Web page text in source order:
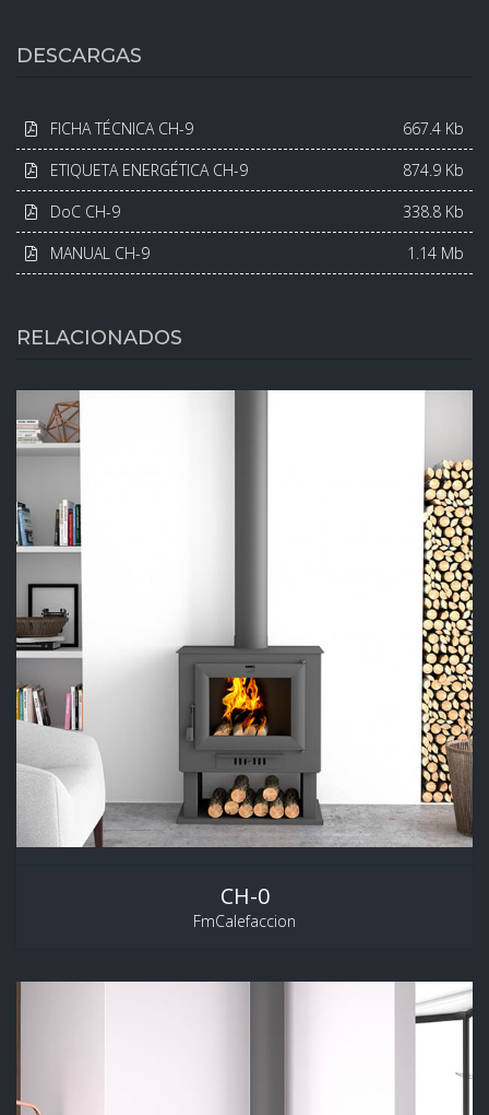
DESCARGAS
FICHA TÉCNICA CH-9
667.4 Kb
ETIQUETA ENERGÉTICA CH-9
874.9 Kb
DoC CH-9
338.8 Kb
MANUAL CH-9
1.14 Mb
RELACIONADOS
CH-0
FmCalefaccion